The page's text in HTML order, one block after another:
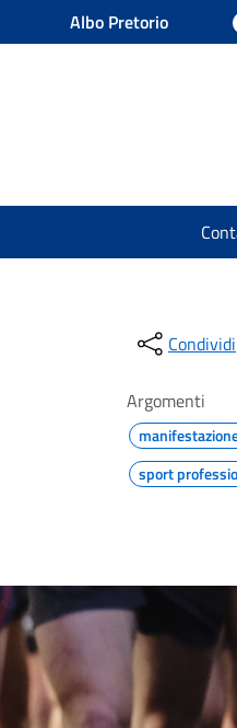
Albo Pretorio
Condividi
Argomenti
sport